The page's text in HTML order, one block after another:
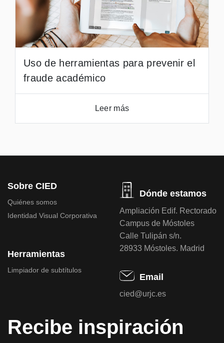
Uso de herramientas para prevenir el
fraude académico
Leer más
Sobre CIED
Quiénes somos
Identidad Visual Corporativa
Herramientas
Limpiador de subtítulos
Dónde estamos
Ampliación Edif. Rectorado
Campus de Móstoles
Calle Tulipán s/n.
28933 Móstoles. Madrid
Email
cied@urjc.es
Recibe inspiración